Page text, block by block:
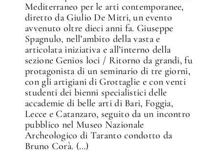
Mediterraneo per le arti contemporanee,
diretto da Giulio De Mitri, un evento
avvenuto oltre dieci anni fa. Giuseppe
Spagnulo, nell’ambito della vasta e
articolata iniziativa e all’interno della
sezione Genios loci / Ritorno da grandi, fu
protagonista di un seminario di tre giorni,
con gli artigiani di Grottaglie e con venti
studenti dei bienni specialistici delle
accademie di belle arti di Bari, Foggia,
Lecce e Catanzaro, seguito da un incontro
pubblico nel Museo Nazionale
Archeologico di Taranto condotto da
Bruno Corà. (…)